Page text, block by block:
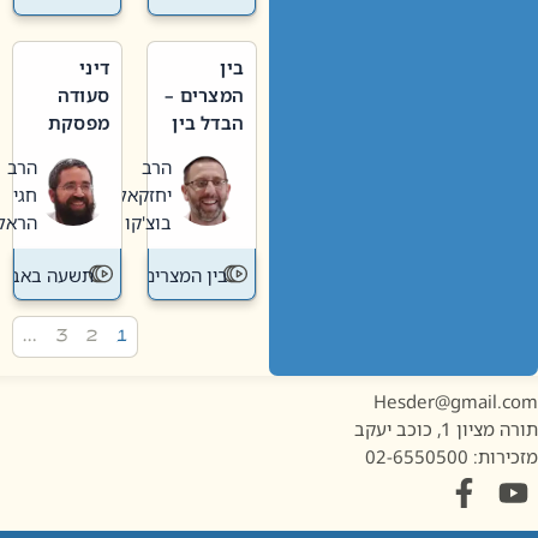
בין
המצרים –
הבדל בין
חדשה
לישנה
הרב
יחזקאל
בוצ'קו
בין המצרים
דיני
סעודה
מפסקת
תשעה
באב
הרב
חגי
הראל
תשעה באב
1, כוכב יעקב
02-6550500